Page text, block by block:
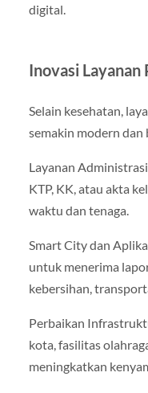
digital.
Inovasi Layanan
Selain kesehatan,
semakin modern dan
Layanan
KTP, KK, atau akta
waktu dan tenaga.
Smart City dan
untuk menerima
kebersihan,
Perbaikan
kota, fasilitas
meningkatkan